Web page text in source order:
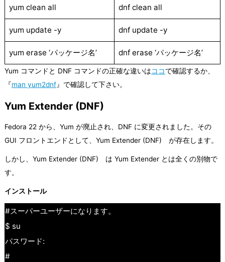
yum clean all dnf clean all
yum update -y dnf update -y
yum erase ‘パッケージ名’ dnf erase ‘パッケージ名’
Yum コマンドと DNF コマンドの正確な違いはココで確認するか、
『man yum2dnf』で確認して下さい。
Yum Extender (DNF)
Fedora 22 から、Yum が廃止され、DNF に変更されました。その
GUI フロントエンドとして、Yum Extender (DNF) が存在します。
しかし、Yum Extender (DNF) は Yum Extender とは全くの別物で
す。
インストール
#スーパーユーザーになります。
$ su
パスワード:
#